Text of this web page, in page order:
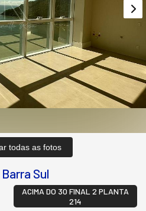
todas as fotos
Barra Sul
ACIMA DO 30 FINAL 2 PLANTA
214